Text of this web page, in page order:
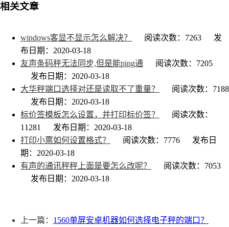
相关文章
windows客显不显示怎么解决？ 阅读次数：7263
发
布日期：2020-03-18
友声条码秤无法同步,但是能ping通
阅读次数：7205
发布日期：2020-03-18
大华秤端口选择对还是读取不了重量？
阅读次数：7188
发布日期：2020-03-18
标价签模板怎么设置，并打印标价签？
阅读次数：
11281
发布日期：2020-03-18
打印小票如何设置格式？
阅读次数：7776
发布日
期：2020-03-18
有声的通讯秤秤上面是要怎么改呢？
阅读次数：7053
发布日期：2020-03-18
上一篇： 1560单屏安卓机器如何选择电子秤的端口？